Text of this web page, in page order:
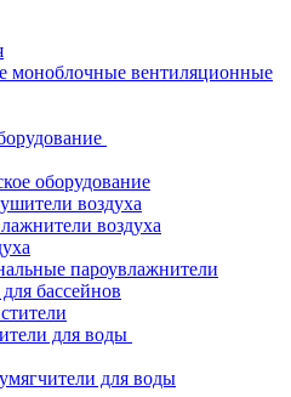
моноблочные вентиляционные
оборудование
воздуха
воздуха
пароувлажнители
бассейнов
для воды
для воды